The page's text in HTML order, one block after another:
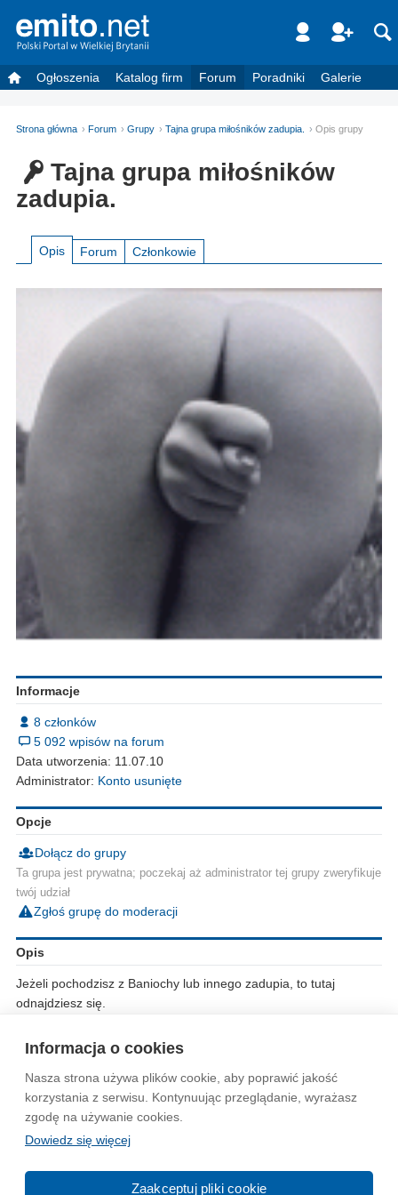
Informacja o cookies
Nasza strona używa plików cookie, aby poprawić jakość
korzystania z serwisu. Kontynuując przeglądanie, wyrażasz
zgodę na używanie cookies.
Dowiedz się więcej
Zaakceptuj pliki cookie
Ogłoszenia Katalog firm Forum Poradniki Galerie
Strona główna Forum Grupy Tajna grupa miłośników zadupia. Opis grupy
Tajna grupa miłośników
zadupia.
Opis Forum Członkowie
Informacje
8 członków
5 092 wpisów na forum
Data utworzenia: 11.07.10
Administrator: Konto usunięte
Opcje
Dołącz do grupy
Ta grupa jest prywatna; poczekaj aż administrator tej grupy zweryfikuje
twój udział
Zgłoś grupę do moderacji
Opis
Jeżeli pochodzisz z Baniochy lub innego zadupia, to tutaj
odnajdziesz się.
dyskryminują.
Wytyczne dla społeczności Regulamin Prywatność
Reklama Kontakt